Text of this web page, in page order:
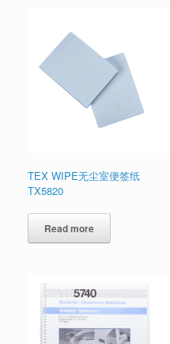
TEX WIPE无尘室便签纸
TX5820
Read more